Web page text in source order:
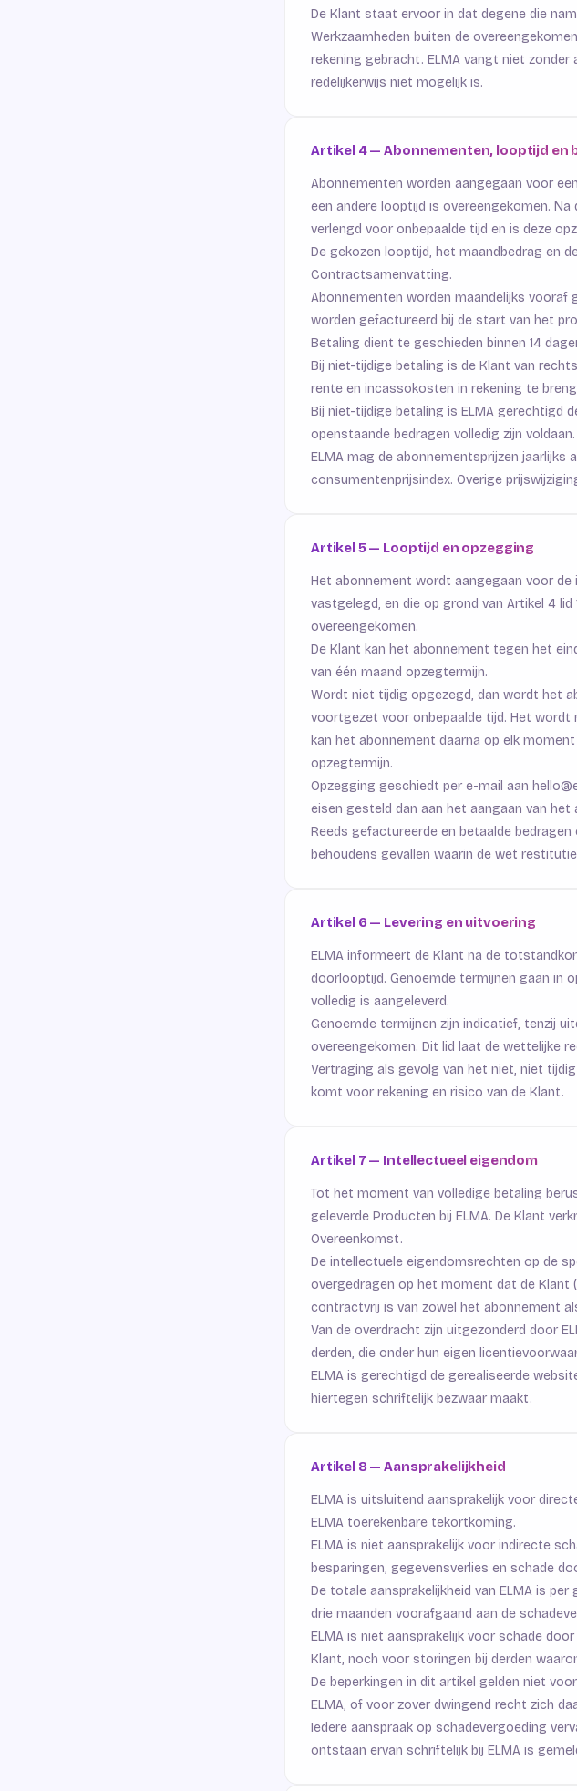
De Klant staat ervoor in dat degene die
Werkzaamheden buiten de
rekening gebracht. ELMA vangt niet
redelijkerwijs niet mogelijk is.
Artikel 4 — Abonnementen, looptijd en
Abonnementen worden aangegaan voor
een andere looptijd is overeengekomen.
verlengd voor onbepaalde tijd en is deze
De gekozen looptijd, het maandbedrag en
Contractsamenvatting.
Abonnementen worden maandelijks
worden gefactureerd bij de start van het
Betaling dient te geschieden binnen 14
Bij niet-tijdige betaling is de Klant van
rente en incassokosten in rekening te
Bij niet-tijdige betaling is ELMA gerechtigd
openstaande bedragen volledig zijn voldaan.
ELMA mag de abonnementsprijzen
consumentenprijsindex. Overige
Artikel 5 — Looptijd en opzegging
Het abonnement wordt aangegaan voor
vastgelegd, en die op grond van Artikel 4
overeengekomen.
De Klant kan het abonnement tegen het
van één maand opzegtermijn.
Wordt niet tijdig opgezegd, dan wordt het
voortgezet voor onbepaalde tijd. Het wordt
kan het abonnement daarna op elk
opzegtermijn.
Opzegging geschiedt per e-mail aan
eisen gesteld dan aan het aangaan van het
Reeds gefactureerde en betaalde
behoudens gevallen waarin de wet
Artikel 6 — Levering en uitvoering
ELMA informeert de Klant na de
doorlooptijd. Genoemde termijnen gaan in
volledig is aangeleverd.
Genoemde termijnen zijn indicatief, tenzij
overeengekomen. Dit lid laat de wettelijke
Vertraging als gevolg van het niet, niet
komt voor rekening en risico van de Klant.
Artikel 7 — Intellectueel eigendom
Tot het moment van volledige betaling
geleverde Producten bij ELMA. De Klant
Overeenkomst.
De intellectuele eigendomsrechten op de
overgedragen op het moment dat de Klant
contractvrij is van zowel het abonnement
Van de overdracht zijn uitgezonderd door
derden, die onder hun eigen
ELMA is gerechtigd de gerealiseerde
hiertegen schriftelijk bezwaar maakt.
Artikel 8 — Aansprakelijkheid
ELMA is uitsluitend aansprakelijk voor
ELMA toerekenbare tekortkoming.
ELMA is niet aansprakelijk voor indirecte
besparingen, gegevensverlies en schade
De totale aansprakelijkheid van ELMA is
drie maanden voorafgaand aan de
ELMA is niet aansprakelijk voor schade
Klant, noch voor storingen bij derden
De beperkingen in dit artikel gelden niet
ELMA, of voor zover dwingend recht zich
Iedere aanspraak op schadevergoeding
ontstaan ervan schriftelijk bij ELMA is